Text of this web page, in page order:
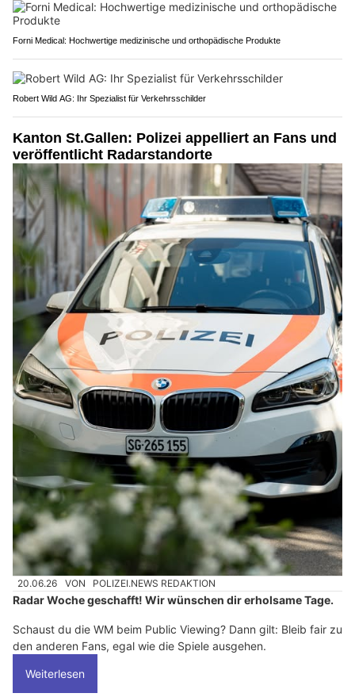
Forni Medical: Hochwertige medizinische und orthopädische Produkte
Robert Wild AG: Ihr Spezialist für Verkehrsschilder
Kanton St.Gallen: Polizei appelliert an Fans und
veröffentlicht Radarstandorte
20.06.26 VON POLIZEI.NEWS REDAKTION
Radar Woche geschafft! Wir wünschen dir erholsame Tage.
Schaust du die WM beim Public Viewing? Dann gilt: Bleib fair zu
den anderen Fans, egal wie die Spiele ausgehen.
Weiterlesen